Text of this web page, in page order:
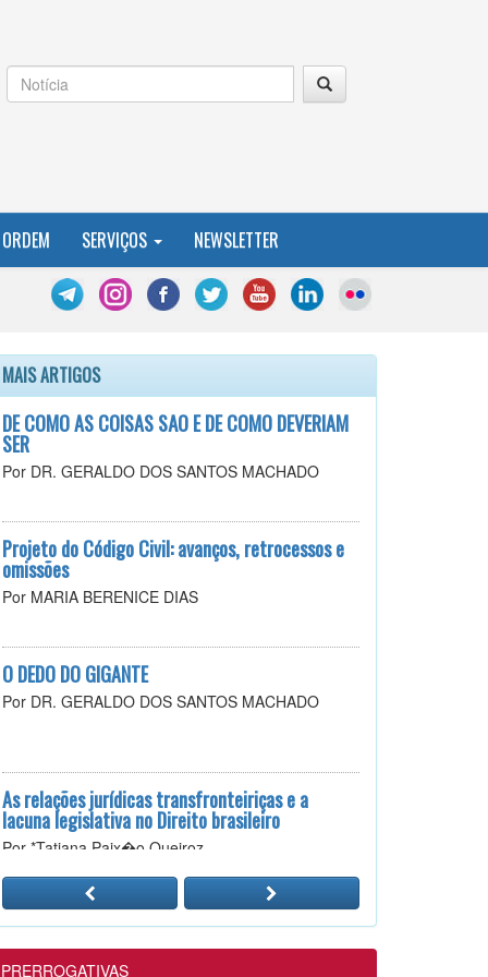
SERVIÇOS NEWSLETTER
MAIS ARTIGOS
DE COMO AS COISAS SÃO E DE COMO DEVERIAM
SER
Por DR. GERALDO DOS SANTOS MACHADO
Projeto do Código Civil: avanços, retrocessos e
omissões
Por MARIA BERENICE DIAS
O DEDO DO GIGANTE
Por DR. GERALDO DOS SANTOS MACHADO
As relações jurídicas transfronteiriças e a
lacuna legislativa no Direito brasileiro
Por *Tatiana Paix�o Queiroz
A missão do artigo 15 do Decreto do SAC, de
nº 11.034/22
Por FELIPE GOMES MANH�ES
PRERROGATIVAS